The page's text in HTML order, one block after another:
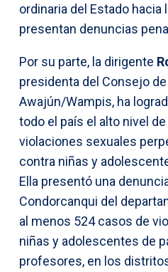
ordinaria del Estado hacia
presentan denuncias
Por su parte, la dirigente
presidenta del Consejo
Awajún/Wampis, ha
todo el país el alto nivel
violaciones sexuales
contra niñas y
Ella presentó una
Condorcanqui del
al menos 524 casos de
niñas y adolescentes de
profesores, en los